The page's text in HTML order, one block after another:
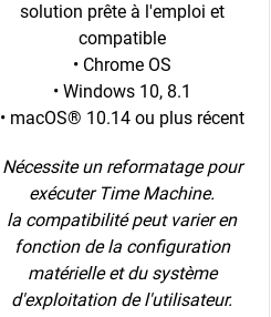
solution prête à l'emploi et
compatible
• Chrome OS
• Windows 10, 8.1
• macOS® 10.14 ou plus récent
Nécessite un reformatage pour
exécuter Time Machine.
la compatibilité peut varier en
fonction de la configuration
matérielle et du système
d'exploitation de l'utilisateur.